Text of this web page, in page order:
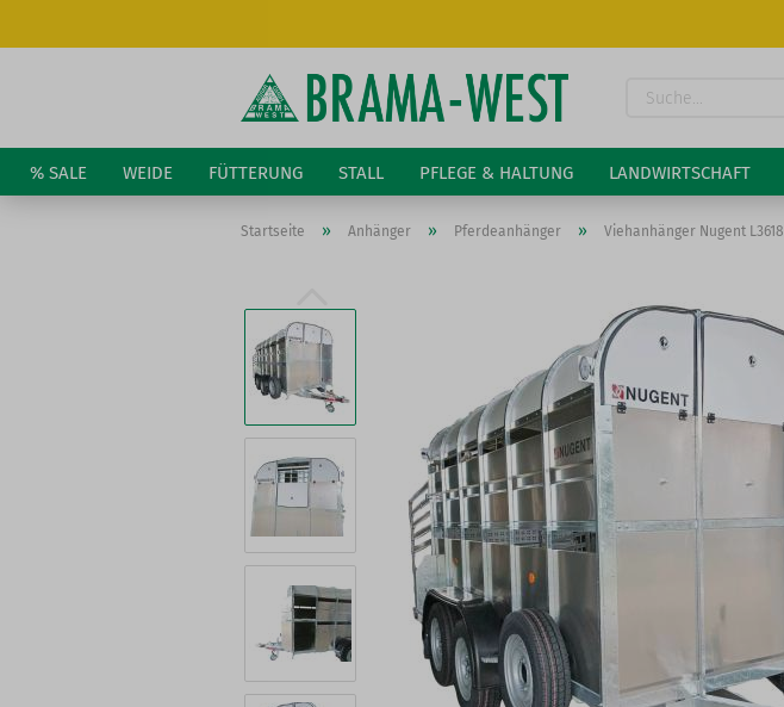
% SALE WEIDE FÜTTERUNG STALL PFLEGE & HALTUNG LANDWIRTSCHAFT
Startseite » Anhänger » Pferdeanhänger » Viehanhänger Nugent L3618